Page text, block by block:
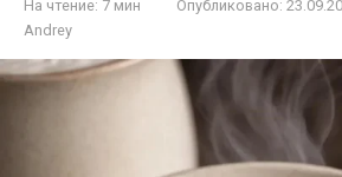
На чтение: 7 мин Опубликовано:
Andrey